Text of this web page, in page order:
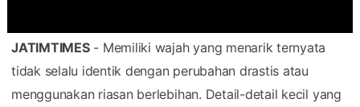
JATIMTIMES- Memiliki wajah yang menarik ternyata
tidak selalu identik dengan perubahan drastis atau
menggunakan riasan berlebihan. Detail-detail kecil yang